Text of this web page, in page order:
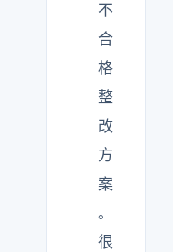
不
合
格
整
改
方
案
。
很